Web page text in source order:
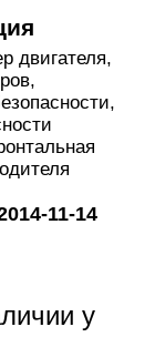
двигателя,
11-14
у